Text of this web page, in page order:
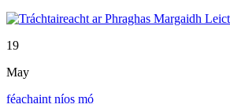
19
May
féachaint níos mó